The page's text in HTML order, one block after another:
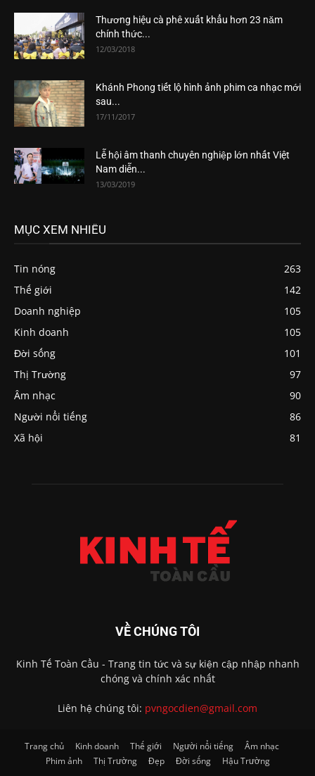
Thương hiệu cà phê xuất khẩu hơn 23 năm
chính thức...
12/03/2018
Khánh Phong tiết lộ hình ảnh phim ca nhạc mới
sau...
17/11/2017
Lễ hội âm thanh chuyên nghiệp lớn nhất Việt
Nam diễn...
13/03/2019
MỤC XEM NHIỀU
Tin nóng
263
Thế giới
142
Doanh nghiệp
105
Kinh doanh
105
Đời sống
101
Thị Trường
97
Âm nhạc
90
Người nổi tiếng
86
Xã hội
81
VỀ CHÚNG TÔI
Kinh Tế Toàn Cầu - Trang tin tức và sự kiện cập nhập nhanh
chóng và chính xác nhất
Liên hệ chúng tôi: pvngocdien@gmail.com
Trang chủ Kinh doanh Thế giới Người nổi tiếng
Âm nhạc
Phim ảnh
Thị Trường Đẹp Đời sống Hậu Trường